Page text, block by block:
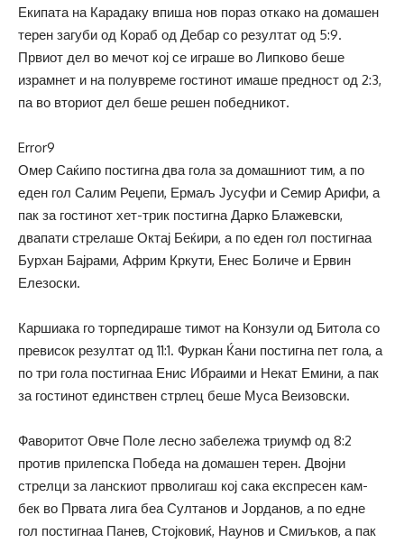
Екипата на Карадаку впиша нов пораз откако на домашен
терен загуби од Кораб од Дебар со резултат од 5:9.
Првиот дел во мечот кој се играше во Липково беше
израмнет и на полувреме гостинот имаше предност од 2:3,
па во вториот дел беше решен победникот.
Error9
Омер Саќипо постигна два гола за домашниот тим, а по
еден гол Салим Реџепи, Ермаљ Јусуфи и Семир Арифи, а
пак за гостинот хет-трик постигна Дарко Блажевски,
двапати стрелаше Октај Беќири, а по еден гол постигнаа
Бурхан Бајрами, Африм Кркути, Енес Боличе и Ервин
Елезоски.
Каршиака го торпедираше тимот на Конзули од Битола со
превисок резултат од 11:1. Фуркан Ќани постигна пет гола, а
по три гола постигнаа Енис Ибраими и Некат Емини, а пак
за гостинот единствен стрлец беше Муса Веизовски.
Фаворитот Овче Поле лесно забележа триумф од 8:2
против прилепска Победа на домашен терен. Двојни
стрелци за ланскиот прволигаш кој сака експресен кам-
бек во Првата лига беа Султанов и Јорданов, а по едне
гол постигнаа Панев, Стојковиќ, Наунов и Смиљков, а пак